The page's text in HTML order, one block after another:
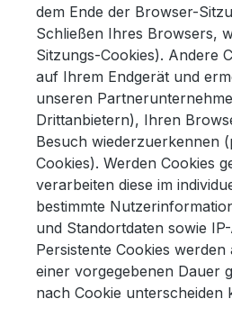
dem Ende der Browser-
Schließen Ihres Browsers,
Sitzungs-Cookies). Andere
auf Ihrem Endgerät und
unseren
Drittanbietern), Ihren
Besuch wiederzuerkennen
Cookies). Werden Cookies
verarbeiten diese im
bestimmte
und Standortdaten sowie
Persistente Cookies
einer vorgegebenen Dauer
nach Cookie unterscheiden